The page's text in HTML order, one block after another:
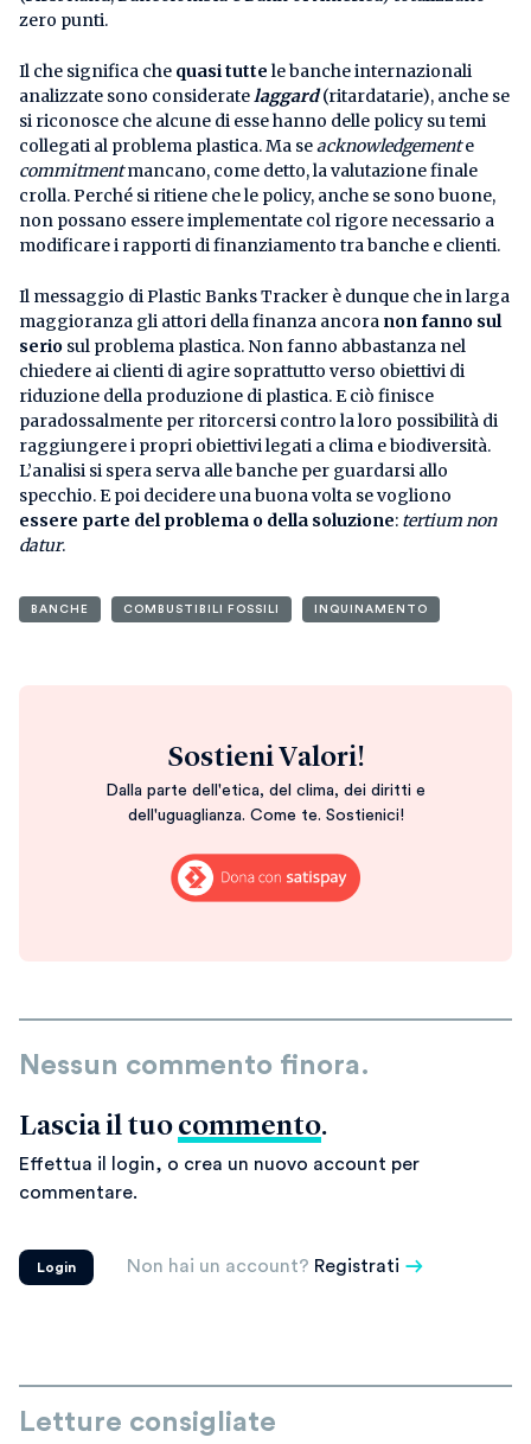
zero punti.
Il che significa che quasi tuttele banche internazionali
analizzate sono consideratelaggard(ritardatarie), anche se
si riconosce che alcune di esse hanno delle policy su temi
collegati al problema plastica. Ma seacknowledgemente
commitmentmancano, come detto, la valutazione finale
crolla. Perché si ritiene che le policy, anche se sono buone,
non possano essere implementate col rigore necessario a
modificare i rapporti di finanziamento tra banche e clienti.
Il messaggio di Plastic Banks Tracker è dunque che in larga
maggioranza gli attori della finanza ancora non fanno sul
serio sul problema plastica. Non fanno abbastanza nel
chiedere ai clienti di agire soprattutto verso obiettivi di
riduzione della produzione di plastica. E ciò finisce
paradossalmente per ritorcersi contro la loro possibilità di
raggiungere i propri obiettivi legati a clima e biodiversità.
L’analisi si spera serva alle banche per guardarsi allo
specchio. E poi decidere una buona volta se vogliono
essere parte del problema o della soluzione: tertium non
datur.
BANCHE COMBUSTIBILI FOSSILI INQUINAMENTO
Sostieni Valori!
Dalla parte dell'etica, del clima, dei diritti e
dell'uguaglianza. Come te. Sostienici!
Nessun commento finora.
Lascia il tuo commento.
Effettua il login, o crea un nuovo account per
commentare.
Login Non hai un account? Registrati
Letture consigliate